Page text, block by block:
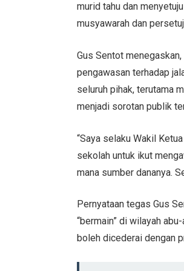
murid tahu dan
musyawarah dan
Gus Sentot
pengawasan terhadap
seluruh pihak, terutama
menjadi sorotan publik
“Saya selaku Wakil
sekolah untuk ikut
mana sumber dananya.
Pernyataan tegas Gus
“bermain” di wilayah
boleh dicederai dengan